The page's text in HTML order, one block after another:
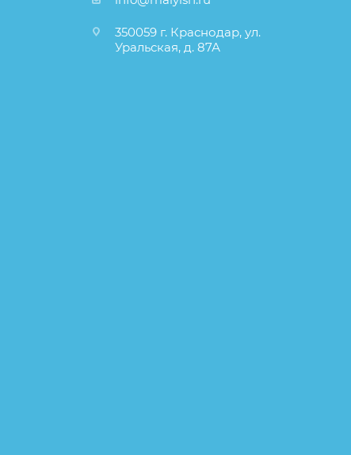
350059 г. Краснодар, ул.
Уральская, д. 87А